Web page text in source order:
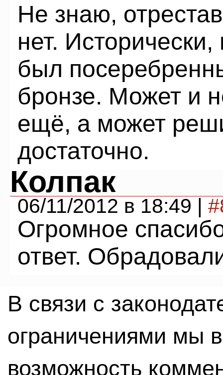
Не знаю,
нет.
был
бронзе. Может и
ещё, а может
достаточно.
Колпак
06/11/2012 в 18:49 |
Огромное
ответ.
В связи с
ограничениями мы
возможность